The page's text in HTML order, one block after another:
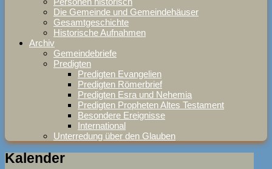
Die Gemeinde und Gemeindehäuser
Gesamtgeschichte
Historische Aufnahmen
Archiv
Gemeindebriefe
Predigten
Predigten Evangelien
Predigten Römerbrief
Predigten Esra und Nehemia
Predigten Propheten Altes Testament
Besondere Ereignisse
International
Unterredung über den Glauben
Kalender